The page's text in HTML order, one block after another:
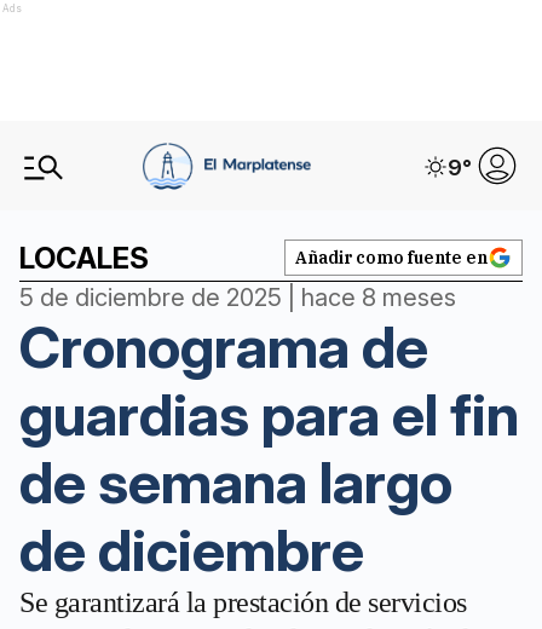
Ads
9°
LOCALES Añadir como fuente en
5 de diciembre de 2025 | hace 8 meses
Cronograma de
guardias para el fin
de semana largo
de diciembre
Se garantizará la prestación de servicios